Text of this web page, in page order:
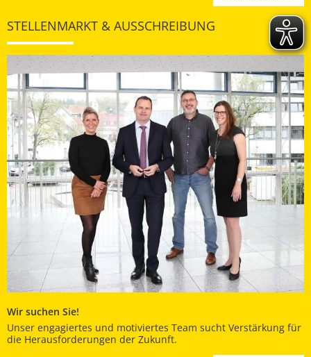
STELLENMARKT & AUSSCHREIBUNG
Wir suchen Sie!
Unser engagiertes und motiviertes Team sucht Verstärkung für
die Herausforderungen der Zukunft.